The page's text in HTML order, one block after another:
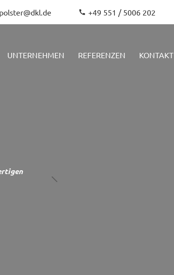
polster@dkl.de +49 551 / 5006 202
UNTERNEHMEN REFERENZEN KONTAKT